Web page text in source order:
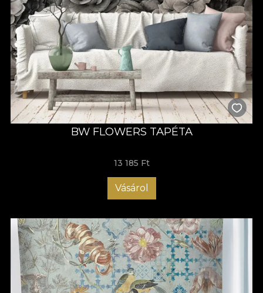
BW FLOWERS TAPÉTA
13 185 Ft
Vásárol